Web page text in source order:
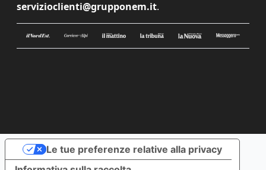
servizioclienti@grupponem.it.
Le tue preferenze relative alla privacy